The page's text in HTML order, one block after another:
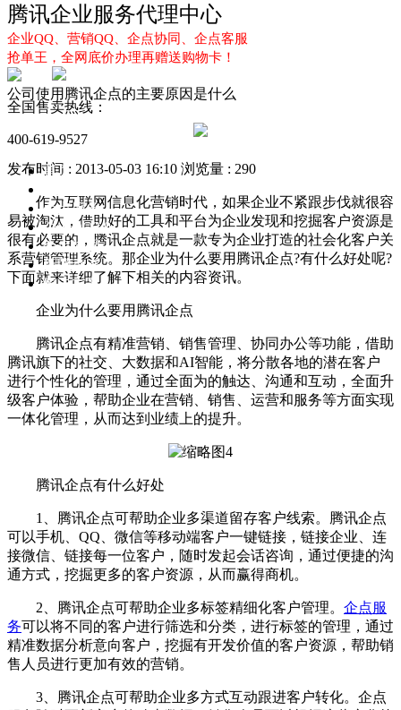
腾讯企业服务代理中心
企业QQ、营销QQ、企点协同、企点客服
抢单王，全网底价办理再赠送购物卡！
全国售卖热线：
400-619-9527
首页
企点服务
企业QQ2.0
企点协同
新闻动态
解决方案
公司使用腾讯企点的主要原因是什么
发布时间 : 2013-05-03 16:10 浏览量 : 290
作为互联网信息化营销时代，如果企业不紧跟步伐就很容
易被淘汰，借助好的工具和平台为企业发现和挖掘客户资源是
很有必要的，腾讯企点就是一款专为企业打造的社会化客户关
系营销管理系统。那企业为什么要用腾讯企点?有什么好处呢?
下面就来详细了解下相关的内容资讯。
企业为什么要用腾讯企点
腾讯企点有精准营销、销售管理、协同办公等功能，借助
腾讯旗下的社交、大数据和AI智能，将分散各地的潜在客户
进行个性化的管理，通过全面为的触达、沟通和互动，全面升
级客户体验，帮助企业在营销、销售、运营和服务等方面实现
一体化管理，从而达到业绩上的提升。
腾讯企点有什么好处
1、腾讯企点可帮助企业多渠道留存客户线索。腾讯企点
可以手机、QQ、微信等移动端客户一键链接，链接企业、连
接微信、链接每一位客户，随时发起会话咨询，通过便捷的沟
通方式，挖掘更多的客户资源，从而赢得商机。
2、腾讯企点可帮助企业多标签精细化客户管理。 企点服
务可以将不同的客户进行筛选和分类，进行标签的管理，通过
精准数据分析意向客户，挖掘有开发价值的客户资源，帮助销
售人员进行更加有效的营销。
3、腾讯企点可帮助企业多方式互动跟进客户转化。企点